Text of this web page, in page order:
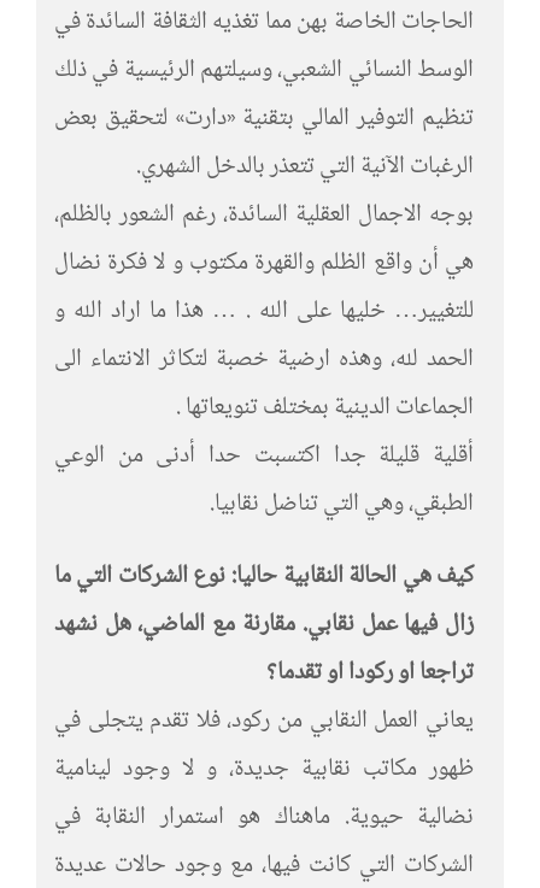
الحاجات الخاصة بهن مما تغذيه الثقافة السائدة في
الوسط النسائي الشعبي، وسيلتهم الرئيسية في ذلك
تنظيم التوفير المالي بتقنية «دارت» لتحقيق بعض
الرغبات الآنية التي تتعذر بالدخل الشهري.
بوجه الاجمال العقلية السائدة، رغم الشعور بالظلم،
هي أن واقع الظلم والقهرة مكتوب و لا فكرة نضال
للتغيير… خليها على الله . … هذا ما اراد الله و
الحمد لله، وهذه ارضية خصبة لتكاثر الانتماء الى
الجماعات الدينية بمختلف تنويعاتها .
أقلية قليلة جدا اكتسبت حدا أدنى من الوعي
الطبقي، وهي التي تناضل نقابيا.
كيف هي الحالة النقابية حاليا: نوع الشركات التي ما
زال فيها عمل نقابي. مقارنة مع الماضي، هل نشهد
تراجعا او ركودا او تقدما؟
يعاني العمل النقابي من ركود، فلا تقدم يتجلى في
ظهور مكاتب نقابية جديدة، و لا وجود لينامية
نضالية حيوية. ماهناك هو استمرار النقابة في
الشركات التي كانت فيها، مع وجود حالات عديدة